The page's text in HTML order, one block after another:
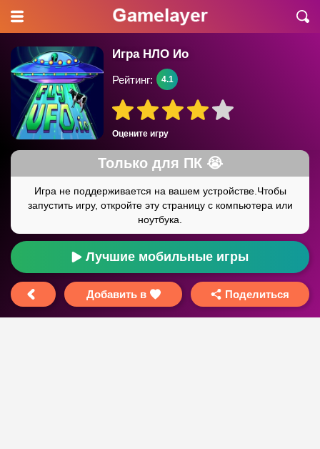
Игра НЛО Ио
Оцените игру
Рейтинг: 4.1
Лучшие мобильные игры
Добавить в Поделиться